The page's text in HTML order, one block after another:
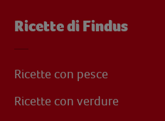
Ricette di Findus
Ricette con pesce
Ricette con verdure